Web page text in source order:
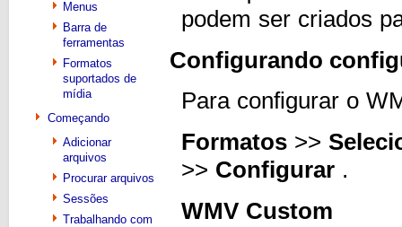
Menus
Barra de
ferramentas
Formatos
suportados de
mídia
Começando
Adicionar
arquivos
Procurar arquivos
Sessões
Trabalhando com
podem ser criados
Configurando
Para configurar o
Formatos >>
>> Configurar .
WMV Custom